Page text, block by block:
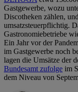
Gastgewerbe, wozu
Discotheken zählen,
umsatzsteuerpflichtig.
Gastronomiebetriebe
Ein Jahr vor der
im Gastgewerbe noch
lagen die Umsätze der
Bundesamt zufolge im
dem Niveau von